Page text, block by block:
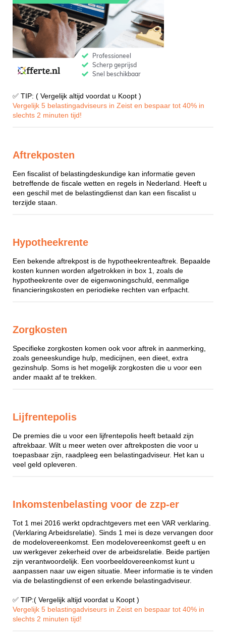
✅ TIP: ( Vergelijk altijd voordat u Koopt )
Vergelijk 5 belastingadviseurs in Zeist en bespaar tot 40% in
slechts 2 minuten tijd!
Aftrekposten
Een fiscalist of belastingdeskundige kan informatie geven
betreffende de fiscale wetten en regels in Nederland. Heeft u
een geschil met de belastingdienst dan kan een fiscalist u
terzijde staan.
Hypotheekrente
Een bekende aftrekpost is de hypotheekrenteaftrek. Bepaalde
kosten kunnen worden afgetrokken in box 1, zoals de
hypotheekrente over de eigenwoningschuld, eenmalige
financieringskosten en periodieke rechten van erfpacht.
Zorgkosten
Specifieke zorgkosten komen ook voor aftrek in aanmerking,
zoals geneeskundige hulp, medicijnen, een dieet, extra
gezinshulp. Soms is het mogelijk zorgkosten die u voor een
ander maakt af te trekken.
Lijfrentepolis
De premies die u voor een lijfrentepolis heeft betaald zijn
aftrekbaar. Wilt u meer weten over aftrekposten die voor u
toepasbaar zijn, raadpleeg een belastingadviseur. Het kan u
veel geld opleveren.
Inkomstenbelasting voor de zzp-er
Tot 1 mei 2016 werkt opdrachtgevers met een VAR verklaring.
(Verklaring Arbeidsrelatie). Sinds 1 mei is deze vervangen door
de modelovereenkomst. Een modelovereenkomst geeft u en
uw werkgever zekerheid over de arbeidsrelatie. Beide partijen
zijn verantwoordelijk. Een voorbeeldovereenkomst kunt u
aanpassen naar uw eigen situatie. Meer informatie is te vinden
via de belastingdienst of een erkende belastingadviseur.
✅ TIP:( Vergelijk altijd voordat u Koopt )
Vergelijk 5 belastingadviseurs in Zeist en bespaar tot 40% in
slechts 2 minuten tijd!